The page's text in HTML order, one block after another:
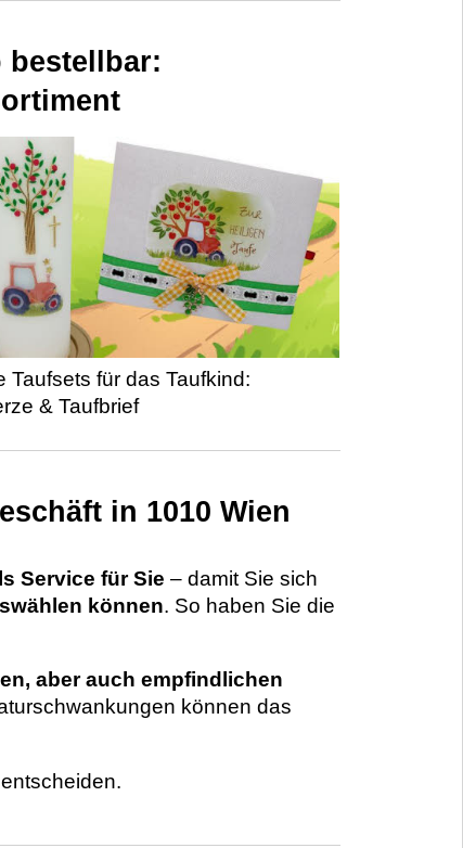
bestellbar:
Taufsets für das Taufkind:
& Taufbrief
in 1010 Wien
Service für Sie – damit Sie sich
können. So haben Sie die
aber auch empfindlichen
können das
entscheiden.